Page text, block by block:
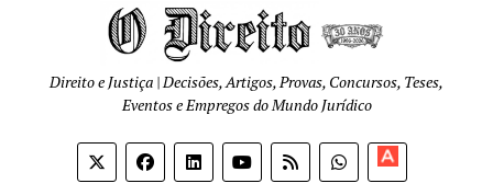
Direito e Justiça | Decisões, Artigos, Provas, Concursos, Teses,
Eventos e Empregos do Mundo Jurídico